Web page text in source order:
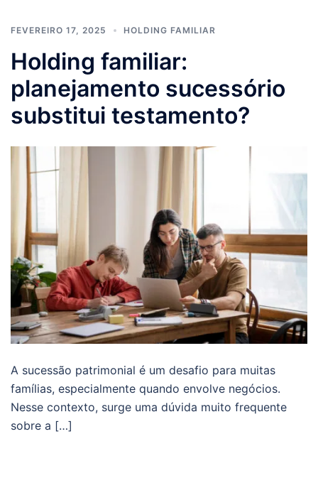
FEVEREIRO 17, 2025 HOLDING FAMILIAR
Holding familiar:
planejamento sucessório
substitui testamento?
A sucessão patrimonial é um desafio para muitas
famílias, especialmente quando envolve negócios.
Nesse contexto, surge uma dúvida muito frequente
sobre a […]